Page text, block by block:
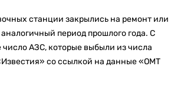
станции закрылись на ремонт или
период прошлого года. С
АЗС, которые выбыли из числа
со ссылкой на данные «ОМТ